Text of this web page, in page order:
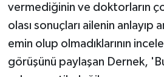
vermediğinin ve doktorların
olası sonuçları ailenin anlayıp
emin olup olmadıklarının
görüşünü paylaşan Dernek, 'Bu